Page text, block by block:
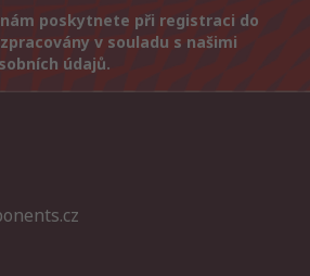
poskytnete při registraci do
v souladu s našimi
údajů.